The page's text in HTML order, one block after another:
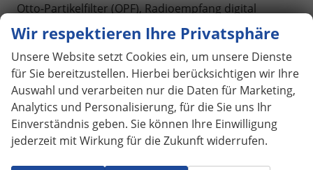
Otto-Partikelfilter (OPF), Radioempfang digital
(DAB+), Schalt-/Wählhebelgriff Leder, Sitz vorn links
höhenverstellbar, Sitz vorn rechts höhenverstellbar,
Steckdose (12V-Anschluß) im Koffer-/Laderaum, USB-
Schnittstelle vorn (2-fach, Typ C), Anti-Blockier-
System (ABS), Bremsassistent, Elektron. Stabilitäts-
Programm (ESP), Getriebe 7-Gang -
Doppelkupplungsgetriebe DSG, Klimaanlage
Wir respektieren Ihre Privatsphäre
Unsere Website setzt Cookies ein, um unsere Dienste
für Sie bereitzustellen. Hierbei berücksichtigen wir Ihre
Auswahl und verarbeiten nur die Daten für Marketing,
Analytics und Personalisierung, für die Sie uns Ihr
Einverständnis geben. Sie können Ihre Einwilligung
jederzeit mit Wirkung für die Zukunft widerrufen.